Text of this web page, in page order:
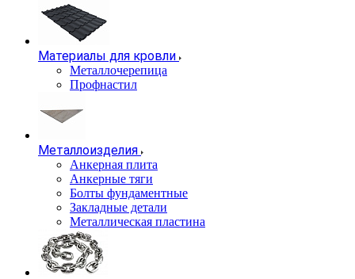
Материалы для кровли
Металлочерепица
Профнастил
Металлоизделия
Анкерная плита
Анкерные тяги
Болты фундаментные
Закладные детали
Металлическая пластина